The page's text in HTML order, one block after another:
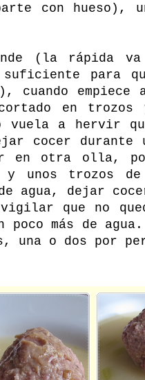
con hueso),
(la rápida
suficiente para
cuando
en
vuela a hervir
cocer durante
en otra olla,
unos trozos de
agua, dejar
que no
más de
una o dos por